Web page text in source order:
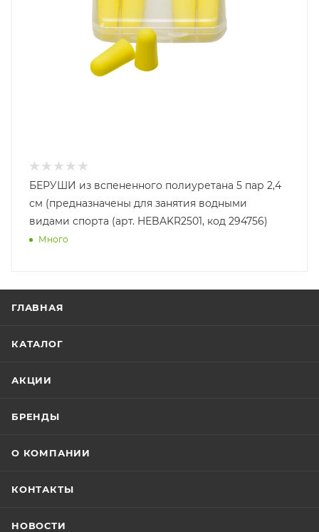
БЕРУШИ из вспененного полиуретана 5 пар 2,4
см (предназначены для занятия водными
видами спорта (арт. HEBAKR2501, код 294756)
Много
ГЛАВНАЯ
КАТАЛОГ
АКЦИИ
БРЕНДЫ
О КОМПАНИИ
КОНТАКТЫ
НОВОСТИ